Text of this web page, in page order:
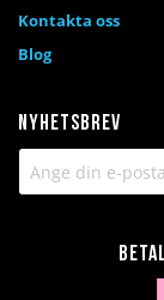
Nyhetsbrev
Kontakta oss
Blog